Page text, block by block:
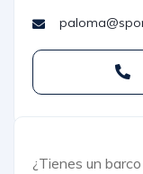
¿Tienes un